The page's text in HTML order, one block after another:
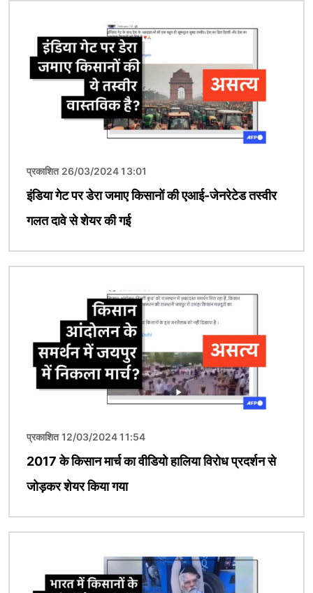
प्रकाशित 26/03/2024 13:01
इंडिया गेट पर डेरा जमाए किसानों की एआई-जेनरेटेड तस्वीर
गलत दावे से शेयर की गई
प्रकाशित 12/03/2024 11:54
2017 के किसान मार्च का वीडियो हालिया विरोध प्रदर्शन से
जोड़कर शेयर किया गया